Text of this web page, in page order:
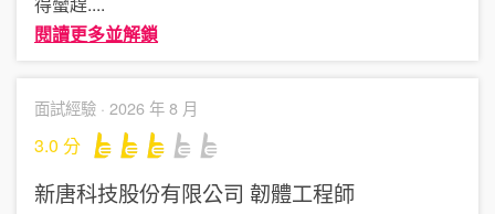
閱讀更多並解鎖
面試經驗 · 2026 年 8 月
3.0 分
新唐科技股份有限公司 韌體工程師